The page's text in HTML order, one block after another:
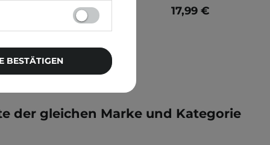
10,99 € 17,99 €
der gleichen Marke und Kategorie
BESTÄTIGEN